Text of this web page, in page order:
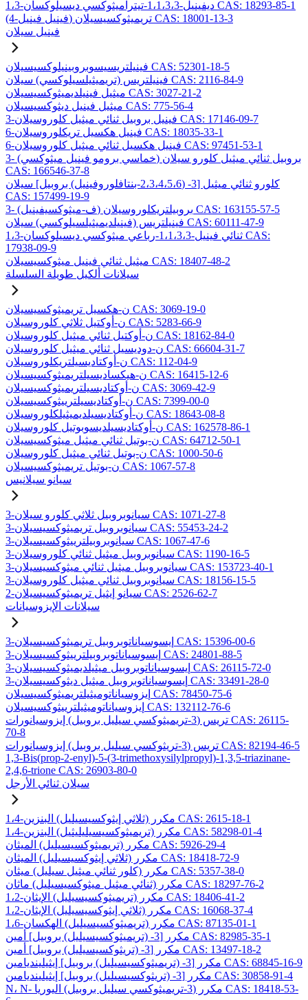
1،3-ديفينيل-1،1،3،3-تيتراميثوكسي ديسيلوكسان CAS: 18293-85-1
(4-فينيل فينيل) تريميثوكسيسيلان CAS: 18001-13-3
فينيل سيلان
فينيلتريسيسوبروبينيلوكسيسيلان CAS: 52301-18-5
فينيلتريس (تريميثيلسيلوكسي) سيلان CAS: 2116-84-9
ميثيل فينيلديميثوكسيسيلان CAS: 3027-21-2
ميثيل فينيل ديثوكسيسيلان CAS: 775-56-4
3-فينيل بروبيل ثنائي ميثيل كلوروسيلان CAS: 17146-09-7
6-فينيل هكسيل تريكلوروسيلان CAS: 18035-33-1
6-فينيل هكسيل ثنائي ميثيل كلوروسيلان CAS: 97451-53-1
3- (خماسي برومو فينيل ميثوكسي) بروبيل ثنائي ميثيل كلورو سيلان
CAS: 166546-37-8
كلورو ثنائي ميثيل [3- (2،3،4،5،6-بنتافلوروفينيل) بروبيل] سيلان
CAS: 157499-19-9
3- (ف-ميثوكسيفينيل) بروبيلتريكلوروسيلان CAS: 163155-57-5
فينيلتريس (فينيلديميثيلسيلوكسي) سيلان CAS: 60111-47-9
1،3-ثنائي فينيل-1،1،3،3-رباعي ميثوكسي ديسيلوكسان CAS:
17938-09-9
ميثيل ثنائي فينيل ميثوكسيسيلان CAS: 18407-48-2
سيلانات ألكيل طويلة السلسلة
ن-هكسيل تريميثوكسيسيلان CAS: 3069-19-0
ن-أوكتيل ثلاثي كلوروسيلان CAS: 5283-66-9
ن-أوكتيل ثنائي ميثيل كلوروسيلان CAS: 18162-84-0
ن-دوديسيل ثنائي ميثيل كلوروسيلان CAS: 66604-31-7
ن-أوكتاديسيلتريكلوروسيلان CAS: 112-04-9
ن-هيكساديسيلتريميثوكسيسيلان CAS: 16415-12-6
ن-أوكتاديسيلتريميثوكسيسيلان CAS: 3069-42-9
ن-أوكتاديسيلترييثوكسيسيلان CAS: 7399-00-0
ن-أوكتاديسيلديميثيلكلوروسيلان CAS: 18643-08-8
ن-أوكتاديسيلديسوبوتيل كلوروسيلان CAS: 162578-86-1
ن-بوتيل ثنائي ميثيل ميثوكسيسيلان CAS: 64712-50-1
ن-بوتيل ثنائي ميثيل كلوروسيلان CAS: 1000-50-6
ن-بوتيل تريميثوكسيسيلان CAS: 1067-57-8
سيانو سيلانيس
3-سيانوبروبيل ثلاثي كلورو سيلان CAS: 1071-27-8
3-سيانوبروبيل تريميثوكسيسيلان CAS: 55453-24-2
3-سيانوبروبيلترييثوكسيسيلان CAS: 1067-47-6
3-سيانوبروبيل ميثيل ثنائي كلوروسيلان CAS: 1190-16-5
3-سيانوبروبيل ميثيل ثنائي ميثوكسيسيلان CAS: 153723-40-1
3-سيانوبروبيل ثنائي ميثيل كلوروسيلان CAS: 18156-15-5
2-سيانو إيثيل تريميثوكسيسيلان CAS: 2526-62-7
سيلانات الإيزوسيانات
3-إيسوسياناتوبروبيل تريميثوكسيسيلان CAS: 15396-00-6
3-إيسوسياناتوبروبيلترييثوكسيسيلان CAS: 24801-88-5
3-إيسوسياناتوبروبيل ميثيلديميثوكسيسيلان CAS: 26115-72-0
3-إيسوسياناتوبروبيل ميثيل ديثوكسيسيلان CAS: 33491-28-0
إيزوسياناتوميثيلتريميثوكسيسيلان CAS: 78450-75-6
إيزوسياناتوميثيلترييثوكسيسيلان CAS: 132112-76-6
تريس (3-تريميثوكسي سيليل بروبيل) إيزوسيانورات CAS: 26115-
70-8
تريس (3-تريثوكسي سيليل بروبيل) إيزوسيانورات CAS: 82194-46-5
1,3-Bis(prop-2-enyl)-5-(3-trimethoxysilylpropyl)-1,3,5-triazinane-
2,4,6-trione CAS: 26903-80-0
سيلان ثنائي الأرجل
1،4-مكرر (ثلاثي إيثوكسيسيليل) البنزين CAS: 2615-18-1
1،4-مكرر (تريميثوكسيسيليليثيل) البنزين CAS: 58298-01-4
مكرر (تريميثوكسيسيليل) الميثان CAS: 5926-29-4
مكرر (ثلاثي إيثوكسيسيليل) الميثان CAS: 18418-72-9
مكرر (كلور ثنائي ميثيل سيليل) ميثان CAS: 5357-38-0
مكرر (ثنائي ميثيل ميثوكسيسيليل) ماثان CAS: 18297-76-2
1،2-مكرر (تريميثوكسيسيليل) الإيثان CAS: 18406-41-2
1،2-مكرر (ثلاثي إيثوكسيسيليل) الإيثان CAS: 16068-37-4
1،6-مكرر (تريميثوكسيسيليل) الهكسان CAS: 87135-01-1
مكرر [3- (تريميثوكسيسيليل) بروبيل] أمين CAS: 82985-35-1
مكرر [3- (تريثوكسيسيليل) بروبيل] أمين CAS: 13497-18-2
مكرر [3- (تريميثوكسيسيليل) بروبيل] إيثيلينديامين CAS: 68845-16-9
مكرر [3- (تريثوكسيسيليل) بروبيل] إيثيلينديامين CAS: 30858-91-4
N، N- مكرر (3-تريميثوكسي سيليل بروبيل) اليوريا CAS: 18418-53-